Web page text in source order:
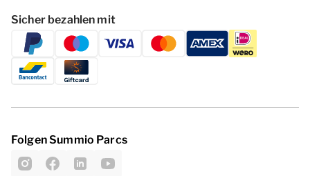
Sicher bezahlen mit
Folgen Summio Parcs